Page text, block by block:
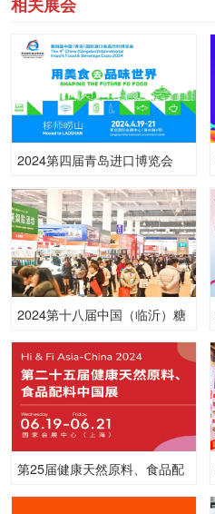
2024第四届青岛进口博览会
2024第十八届中国（临沂）糖
第25届健康天然原料、食品配